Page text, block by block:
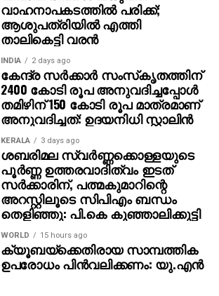
വാഹനാപകടത്തില്‍ പരിക്ക്;
ആശുപത്രിയില്‍ എത്തി
താലികെട്ടി വരന്‍
INDIA 2 days ago
കേന്ദ്ര സര്‍ക്കാര്‍ സംസ്‌കൃതത്തിന്
2400 കോടി രൂപ അനുവദിച്ചപ്പോള്‍
തമിഴിന് 150 കോടി രൂപ മാത്രമാണ്
അനുവദിച്ചത്: ഉദയനിധി സ്റ്റാലിന്‍
KERALA 3 days ago
ശബരിമല സ്വര്‍ണ്ണക്കൊള്ളയുടെ
പൂര്‍ണ്ണ ഉത്തരവാദിത്വം ഇടത്
സര്‍ക്കാരിന്, പത്മകുമാറിന്റെ
അറസ്റ്റിലൂടെ സിപിഎം ബന്ധം
തെളിഞ്ഞു: പി.കെ കുഞ്ഞാലിക്കുട്ടി
WORLD 15 hours ago
ക്യൂബയ്ക്കെതിരായ സാമ്പത്തിക
ഉപരോധം പിന്‍വലിക്കണം: യു.എന്‍